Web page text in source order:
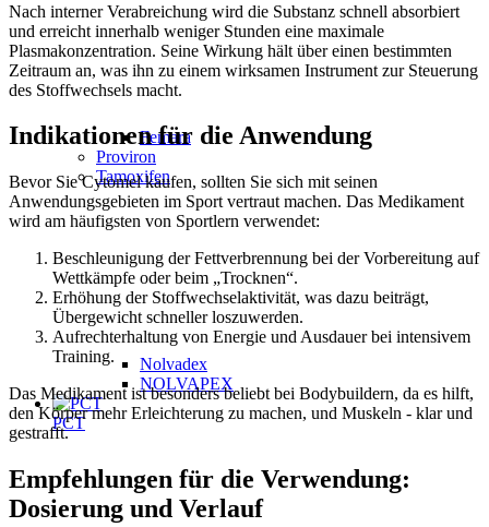
Femara
Proviron
Tamoxifen
Nolvadex
NOLVAPEX
PCT
Nach interner Verabreichung wird die Substanz schnell absorbiert
und erreicht innerhalb weniger Stunden eine maximale
Plasmakonzentration. Seine Wirkung hält über einen bestimmten
Zeitraum an, was ihn zu einem wirksamen Instrument zur Steuerung
des Stoffwechsels macht.
Indikationen für die Anwendung
Bevor Sie Cytomel kaufen, sollten Sie sich mit seinen
Anwendungsgebieten im Sport vertraut machen. Das Medikament
wird am häufigsten von Sportlern verwendet:
Beschleunigung der Fettverbrennung bei der Vorbereitung auf
Wettkämpfe oder beim „Trocknen“.
Erhöhung der Stoffwechselaktivität, was dazu beiträgt,
Übergewicht schneller loszuwerden.
Aufrechterhaltung von Energie und Ausdauer bei intensivem
Training.
Das Medikament ist besonders beliebt bei Bodybuildern, da es hilft,
den Körper mehr Erleichterung zu machen, und Muskeln - klar und
gestrafft.
Empfehlungen für die Verwendung:
Dosierung und Verlauf